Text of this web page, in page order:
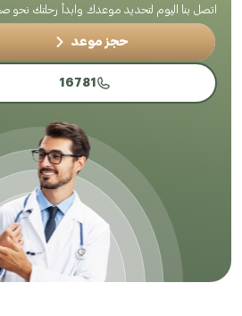
اتصل بنا اليوم لتحديد موعدك وابدأ رحلتك نحو
حجز موعد
16781